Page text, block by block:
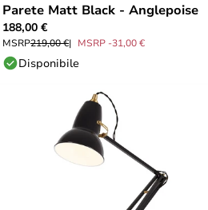
Parete Matt Black - Anglepoise
188,00 €
MSRP219,00 € MSRP -31,00 €
Disponibile